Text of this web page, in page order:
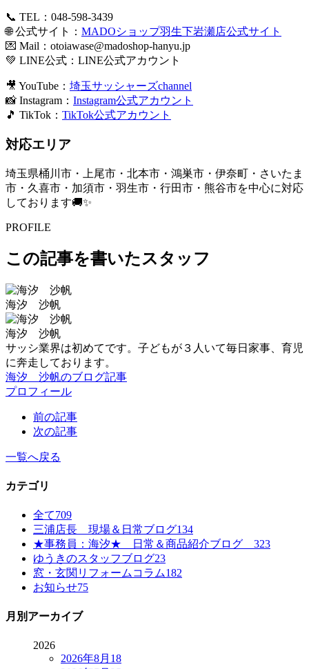
📞 TEL：048-598-3439
🌐 公式サイト： MADOショップ羽生下岩瀬店公式サイト
💌 Mail： otoiawase@madoshop-hanyu.jp
💚 LINE公式： LINE公式アカウント
🎥 YouTube： 埼玉サッシャーズchannel
📸 Instagram： Instagram公式アカウント
🎵 TikTok： TikTok公式アカウント
対応エリア
埼玉県桶川市・上尾市・北本市・鴻巣市・伊奈町・さいたま
市・久喜市・加須市・羽生市・行田市・熊谷市を中心に対応
しております🚚✨
PROFILE
この記事を書いたスタッフ
海汐 沙帆
海汐 沙帆
サッシ業界は初めてです。子どもが３人いて毎日家事、育児
に奔走しております。
海汐 沙帆のブログ記事
プロフィール
前の記事
次の記事
一覧へ戻る
カテゴリ
全て709
三浦店長 現場＆日常ブログ134
★事務員：海汐★ 日常＆商品紹介ブログ 323
ゆうきのスタッフブログ23
窓・玄関リフォームコラム182
お知らせ75
月別アーカイブ
2026
2026年8月 18